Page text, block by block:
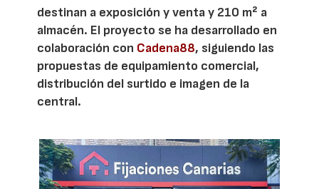
destinan a exposición y venta y 210 m² a
almacén. El proyecto se ha desarrollado en
colaboración con Cadena88, siguiendo las
propuestas de equipamiento comercial,
distribución del surtido e imagen de la
central.